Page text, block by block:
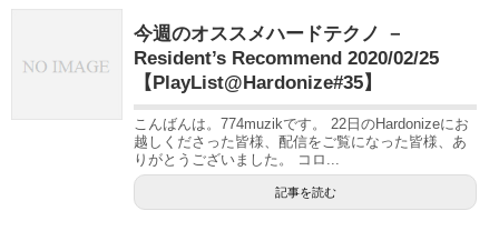
今週のオススメハードテクノ －
Resident’s Recommend 2020/02/25
【PlayList@Hardonize#35】
こんばんは。774muzikです。 22日のHardonizeにお
越しくださった皆様、配信をご覧になった皆様、あ
りがとうございました。 コロ...
記事を読む